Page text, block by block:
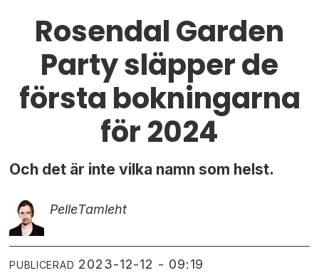
Rosendal Garden
Party släpper de
första bokningarna
för 2024
Och det är inte vilka namn som helst.
PelleTamleht
PUBLICERAD 2023-12-12 - 09:19